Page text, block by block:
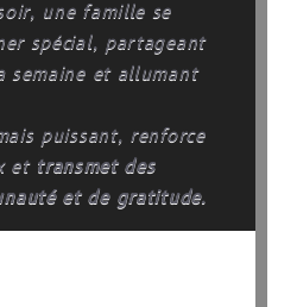
une famille se
spécial, partageant
semaine et allumant
puissant, renforce
et transmet des
et de gratitude.